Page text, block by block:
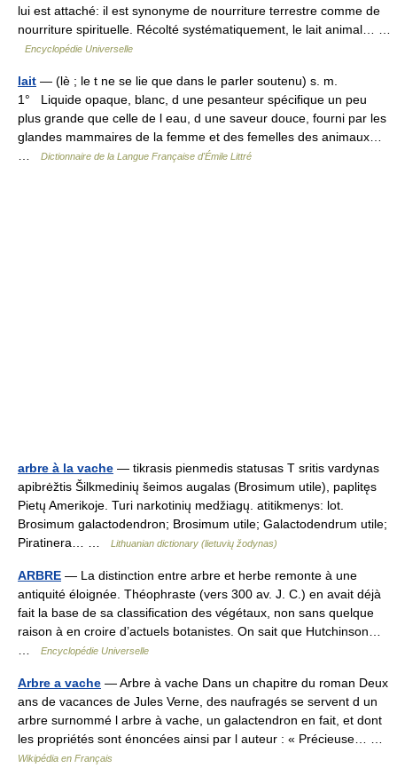
lui est attaché: il est synonyme de nourriture terrestre comme de
nourriture spirituelle. Récolté systématiquement, le lait animal… …
Encyclopédie Universelle
lait — (lè ; le t ne se lie que dans le parler soutenu) s. m.
1° Liquide opaque, blanc, d une pesanteur spécifique un peu
plus grande que celle de l eau, d une saveur douce, fourni par les
glandes mammaires de la femme et des femelles des animaux…
Dictionnaire de la Langue Française d'Émile Littré
arbre à la vache — tikrasis pienmedis statusas T sritis vardynas
apibrėžtis Šilkmedinių šeimos augalas (Brosimum utile), paplitęs
Pietų Amerikoje. Turi narkotinių medžiagų. atitikmenys: lot.
Brosimum galactodendron; Brosimum utile; Galactodendrum utile;
Piratinera… …
Lithuanian dictionary (lietuvių žodynas)
ARBRE — La distinction entre arbre et herbe remonte à une
antiquité éloignée. Théophraste (vers 300 av. J. C.) en avait déjà
fait la base de sa classification des végétaux, non sans quelque
raison à en croire d’actuels botanistes. On sait que Hutchinson…
Encyclopédie Universelle
Arbre a vache — Arbre à vache Dans un chapitre du roman Deux
ans de vacances de Jules Verne, des naufragés se servent d un
arbre surnommé l arbre à vache, un galactendron en fait, et dont
les propriétés sont énoncées ainsi par l auteur : « Précieuse… …
Wikipédia en Français